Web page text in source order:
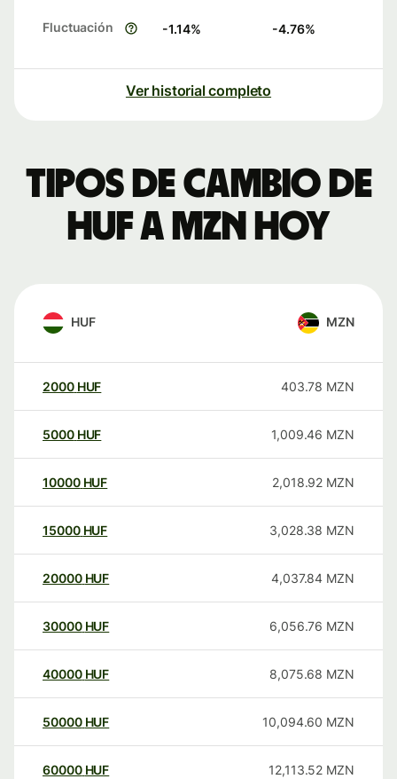
Fluctuación -1.14% -4.76%
Ver historial completo
Tipos de cambio de
HUF a MZN hoy
HUF MZN
2000 HUF 403.78 MZN
5000 HUF 1,009.46 MZN
10000 HUF 2,018.92 MZN
15000 HUF 3,028.38 MZN
20000 HUF 4,037.84 MZN
30000 HUF 6,056.76 MZN
40000 HUF 8,075.68 MZN
50000 HUF 10,094.60 MZN
60000 HUF 12,113.52 MZN